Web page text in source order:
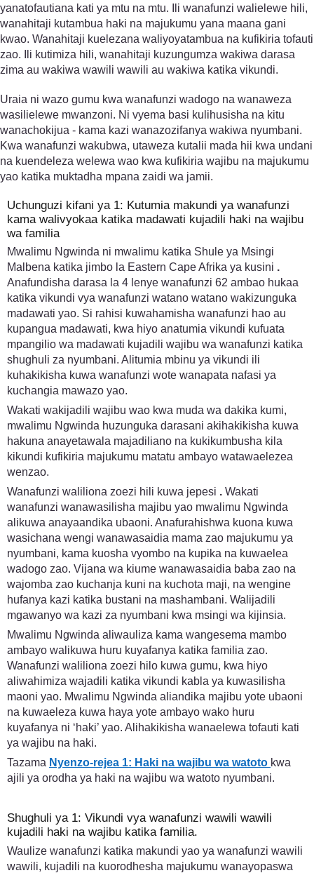
yanatofautiana kati ya mtu na mtu. Ili wanafunzi walielewe hili,
wanahitaji kutambua haki na majukumu yana maana gani
kwao. Wanahitaji kuelezana waliyoyatambua na kufikiria tofauti
zao. Ili kutimiza hili, wanahitaji kuzungumza wakiwa darasa
zima au wakiwa wawili wawili au wakiwa katika vikundi.
Uraia ni wazo gumu kwa wanafunzi wadogo na wanaweza
wasilielewe mwanzoni. Ni vyema basi kulihusisha na kitu
wanachokijua - kama kazi wanazozifanya wakiwa nyumbani.
Kwa wanafunzi wakubwa, utaweza kutalii mada hii kwa undani
na kuendeleza welewa wao kwa kufikiria wajibu na majukumu
yao katika muktadha mpana zaidi wa jamii.
Uchunguzi kifani ya 1: Kutumia makundi ya wanafunzi
kama walivyokaa katika madawati kujadili haki na wajibu
wa familia
Mwalimu Ngwinda ni mwalimu katika Shule ya Msingi
Malbena katika jimbo la Eastern Cape Afrika ya kusini .
Anafundisha darasa la 4 lenye wanafunzi 62 ambao hukaa
katika vikundi vya wanafunzi watano watano wakizunguka
madawati yao. Si rahisi kuwahamisha wanafunzi hao au
kupangua madawati, kwa hiyo anatumia vikundi kufuata
mpangilio wa madawati kujadili wajibu wa wanafunzi katika
shughuli za nyumbani. Alitumia mbinu ya vikundi ili
kuhakikisha kuwa wanafunzi wote wanapata nafasi ya
kuchangia mawazo yao.
Wakati wakijadili wajibu wao kwa muda wa dakika kumi,
mwalimu Ngwinda huzunguka darasani akihakikisha kuwa
hakuna anayetawala majadiliano na kukikumbusha kila
kikundi kufikiria majukumu matatu ambayo watawaelezea
wenzao.
Wanafunzi waliliona zoezi hili kuwa jepesi . Wakati
wanafunzi wanawasilisha majibu yao mwalimu Ngwinda
alikuwa anayaandika ubaoni. Anafurahishwa kuona kuwa
wasichana wengi wanawasaidia mama zao majukumu ya
nyumbani, kama kuosha vyombo na kupika na kuwaelea
wadogo zao. Vijana wa kiume wanawasaidia baba zao na
wajomba zao kuchanja kuni na kuchota maji, na wengine
hufanya kazi katika bustani na mashambani. Walijadili
mgawanyo wa kazi za nyumbani kwa msingi wa kijinsia.
Mwalimu Ngwinda aliwauliza kama wangesema mambo
ambayo walikuwa huru kuyafanya katika familia zao.
Wanafunzi waliliona zoezi hilo kuwa gumu, kwa hiyo
aliwahimiza wajadili katika vikundi kabla ya kuwasilisha
maoni yao. Mwalimu Ngwinda aliandika majibu yote ubaoni
na kuwaeleza kuwa haya yote ambayo wako huru
kuyafanya ni ‘haki’ yao. Alihakikisha wanaelewa tofauti kati
ya wajibu na haki.
Tazama Nyenzo-rejea 1: Haki na wajibu wa watoto kwa
ajili ya orodha ya haki na wajibu wa watoto nyumbani.
Shughuli ya 1: Vikundi vya wanafunzi wawili wawili
kujadili haki na wajibu katika familia.
Waulize wanafunzi katika makundi yao ya wanafunzi wawili
wawili, kujadili na kuorodhesha majukumu wanayopaswa